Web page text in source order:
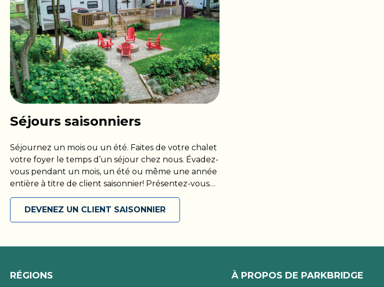
Séjours saisonniers
Séjournez un mois ou un été. Faites de votre chalet
votre foyer le temps d’un séjour chez nous. Évadez-
vous pendant un mois, un été ou même une année
entière à titre de client saisonnier! Présentez-vous
avec votre propre VR ou installez-vous dans votre
chalet, puis maximisez votre séjour parmi nous en
accédant à toutes les commodités que nous
DEVENEZ UN CLIENT SAISONNIER
RÉGIONS À PROPOS DE PARKBRIDGE